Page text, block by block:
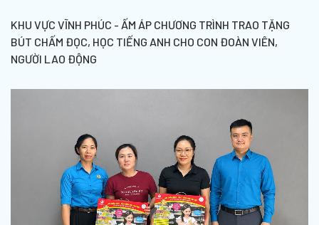
KHU VỰC VĨNH PHÚC - ẤM ÁP CHƯƠNG TRÌNH TRAO TẶNG
BÚT CHẤM ĐỌC, HỌC TIẾNG ANH CHO CON ĐOÀN VIÊN,
NGƯỜI LAO ĐỘNG